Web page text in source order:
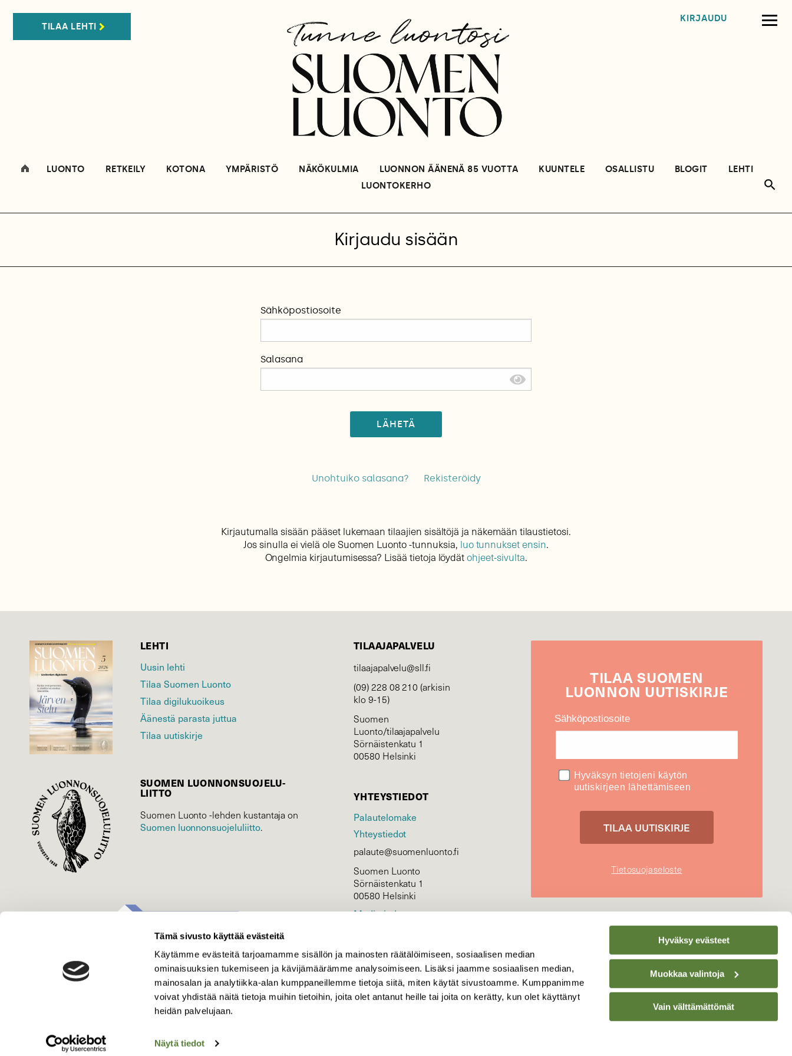
Tämä sivusto käyttää evästeitä
Käytämme evästeitä tarjoamamme sisällön ja mainosten räätälöimiseen, sosiaalisen median
ominaisuuksien tukemiseen ja kävijämäärämme analysoimiseen. Lisäksi jaamme sosiaalisen median,
mainosalan ja analytiikka-alan kumppaneillemme tietoja siitä, miten käytät sivustoamme. Kumppanimme
voivat yhdistää näitä tietoja muihin tietoihin, joita olet antanut heille tai joita on kerätty, kun olet käyttänyt
heidän palvelujaan.
Näytä tiedot
Hyväksy evästeet
Muokkaa valintoja
Vain välttämättömät
TILAA LEHTI
KIRJAUDU
LUONTO RETKEILY KOTONA YMPÄRISTÖ NÄKÖKULMIA LUONNON ÄÄNENÄ 85 VUOTTA KUUNTELE OSALLISTU BLOGIT
LEHTI
LUONTOKERHO
Kirjaudu sisään
Sähköpostiosoite
Salasana
LÄHETÄ
Unohtuiko salasana? Rekisteröidy
Kirjautumalla sisään pääset lukemaan tilaajien sisältöjä ja näkemään tilaustietosi.
Jos sinulla ei vielä ole Suomen Luonto -tunnuksia, luo tunnukset ensin.
Ongelmia kirjautumisessa? Lisää tietoja löydätohjeet-sivulta.
LEHTI
Uusin lehti
Tilaa Suomen Luonto
Tilaa digilukuoikeus
Äänestä parasta juttua
Tilaa uutiskirje
SUOMEN LUONNON­SUOJELU­
LIITTO
Suomen Luonto -lehden kustantaja on
Suomen luonnonsuojelu­liitto.
TILAAJAPALVELU
tilaajapalvelu@sll.fi
(09) 228 08 210 (arkisin
klo 9-15)
Suomen
Luonto/tilaajapalvelu
Sörnäistenkatu 1
00580 Helsinki
YHTEYSTIEDOT
Palautelomake
Yhteystiedot
palaute@suomenluonto.fi
Suomen Luonto
Sörnäistenkatu 1
00580 Helsinki
Mediatiedot
KIRJAUDU
TILAASUOMEN
LUONNON UUTIS­KIRJE
Sähköpostiosoite
Hyväksyn tietojeni käytön
uutiskirjeen lähettämiseen
Tietosuojaseloste